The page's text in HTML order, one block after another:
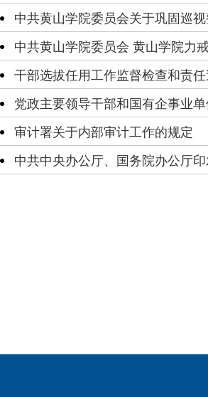
中共黄山学院委员会关于巩固巡
中共黄山学院委员会 黄山学院力
干部选拔任用工作监督检查和责
党政主要领导干部和国有企事业
审计署关于内部审计工作的规定
中共中央办公厅、国务院办公厅